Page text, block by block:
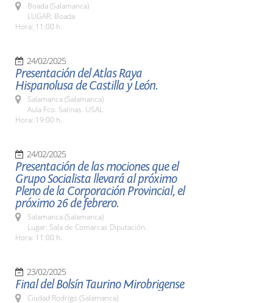
Boada (Salamanca)
LUGAR: Boada
Hora: 11:00 h.
24/02/2025
Presentación del Atlas Raya
Hispanolusa de Castilla y León.
Salamanca (Salamanca)
Aula Fco. Salinas. USAL
Hora: 19:00 h.
24/02/2025
Presentación de las mociones que el
Grupo Socialista llevará al próximo
Pleno de la Corporación Provincial, el
próximo 26 de febrero.
Salamanca (Salamanca)
Lugar: Sala de Comarcas Diputación.
Hora: 11:00 h.
23/02/2025
Final del Bolsín Taurino Mirobrigense
Ciudad Rodrigo (Salamanca)